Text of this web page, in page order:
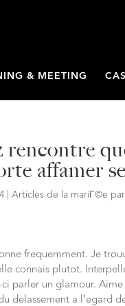
& MEETING
rencontre
affamer
|Articles de la mariГ©e
frequemment. Je
connais plutot.
parler un glamour.
delassement a l’egard